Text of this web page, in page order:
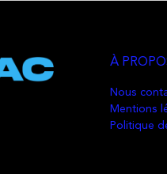
À
Nous
Mentions
Politique